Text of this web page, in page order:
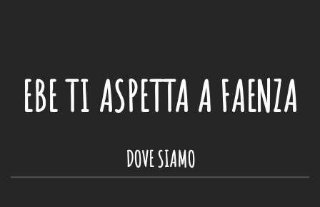
EBETI ASPETTA A FAENZA
DOVE SIAMO